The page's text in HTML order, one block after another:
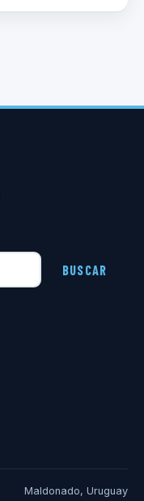
BUSCAR
Maldonado, Uruguay